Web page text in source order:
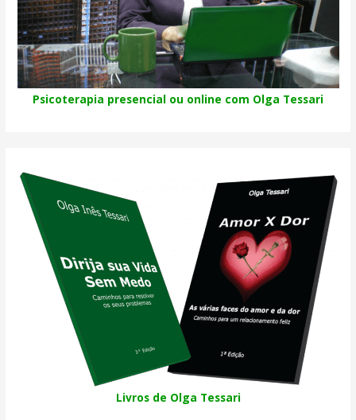
Psicoterapia presencial ou online com Olga Tessari
Livros de Olga Tessari